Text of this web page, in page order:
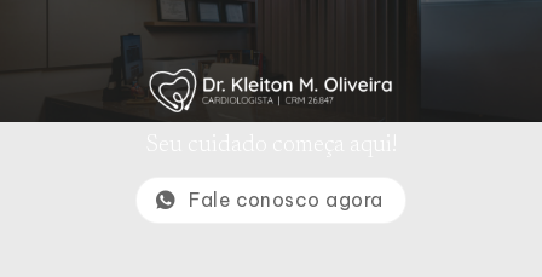
Fale conosco agora